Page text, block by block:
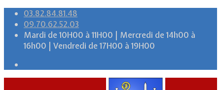
03.82.84.81.48
09.70.62.52.03
Mardi de 10H00 à 11H00 | Mercredi de 14h00 à
16h00 | Vendredi de 17H00 à 19H00